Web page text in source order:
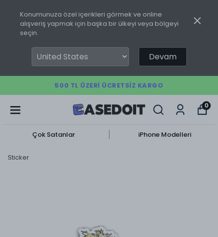
Konumunuza özel içerikleri görmek ve online
alışveriş yapmak için başka bir ülkeyi veya bölgeyi
seçin.
Devam
500 TL ÜZERI ÜCRETSIZ KARGO
0
Çok Satanlar iPhone Modelleri
Sticker